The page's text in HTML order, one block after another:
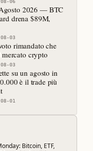
06
2026 — BTC
drena $89M,
03
rimandato che
crypto
03
su un agosto in
è il trade più
01
Bitcoin, ETF,